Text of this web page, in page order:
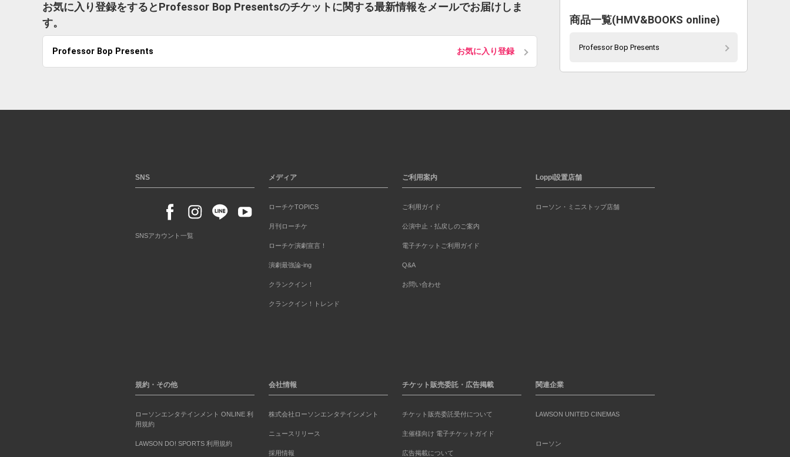
お気に入り登録をするとProfessor Bop Presentsのチケットに関する最新情報をメールでお届けしま
す。
Professor Bop Presents お気に入り登録
商品一覧(HMV&BOOKS online)
Professor Bop Presents
SNS
SNSアカウント一覧
メディア
ローチケTOPICS
月刊ローチケ
ローチケ演劇宣言！
演劇最強論-ing
クランクイン！
クランクイン！トレンド
ご利用案内
ご利用ガイド
公演中止・払戻しのご案内
電子チケットご利用ガイド
Q&A
お問い合わせ
Loppi設置店舗
ローソン・ミニストップ店舗
規約・その他
ローソンエンタテインメント ONLINE 利
用規約
LAWSON DO! SPORTS 利用規約
会社情報
株式会社ローソンエンタテインメント
ニュースリリース
採用情報
チケット販売委託・広告掲載
チケット販売委託受付について
主催様向け 電子チケットガイド
広告掲載について
関連企業
LAWSON UNITED CINEMAS
ローソン